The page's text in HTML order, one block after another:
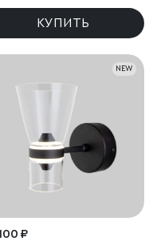
КУПИТЬ
NEW
₽